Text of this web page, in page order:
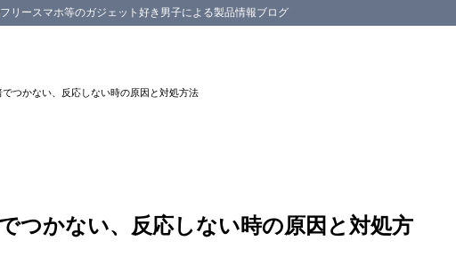
ースマホ等のガジェット好き男子による製品情報ブログ
つかない、反応しない時の原因と対処方法
つかない、反応しない時の原因と対処方
1.1.2 対処法